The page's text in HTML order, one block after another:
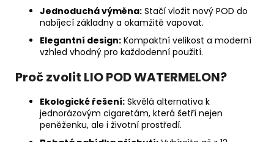
Jednoduchá výměna: Stačí vložit nový POD do
nabíjecí základny a okamžitě vapovat.
Elegantní design: Kompaktní velikost a moderní
vzhled vhodný pro každodenní použití.
Proč zvolit LIO POD WATERMELON?
Ekologické řešení: Skvělá alternativa k
jednorázovým cigaretám, která šetří nejen
peněženku, ale i životní prostředí.